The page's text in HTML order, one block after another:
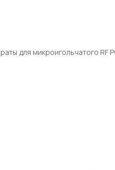
для микроигольчатого RF